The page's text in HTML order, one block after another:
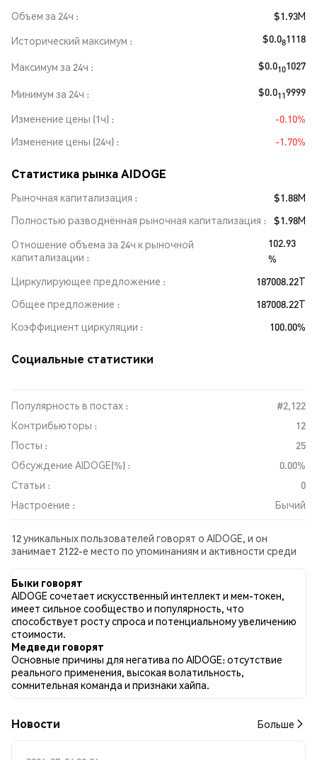
Объем за 24ч
$1.93M
Исторический максимум
$0.081118
Максимум за 24ч $0.0101027
Минимум за 24ч $0.0119999
Изменение цены (1ч)
-0.10%
Изменение цены (24ч)
-1.70%
Статистика рынка AIDOGE
Рыночная капитализация
$1.88M
Полностью разводнённая рыночная капитализация
$1.98M
Отношение объема за 24ч к рыночной
капитализации
102.93
%
Циркулирующее предложение
187008.22T
Общее предложение
187008.22T
Коэффициент циркуляции
100.00%
Социальные статистики
Популярность в постах :
#2,122
Контрибьюторы :
12
Посты :
25
Обсуждение AIDOGE(%) :
0.00%
Статьи :
0
Настроение :
Бычий
12 уникальных пользователей говорят о AIDOGE, и он
занимает 2122-е место по упоминаниям и активности среди
отношении AIDOGE во всех социальных сетях было Бычий.
Всего было опубликовано 0 новостных статей о AIDOGE. В
Twitter 20.83% твитов имели бычий настрой по сравнению с
0.00% твитов с медвежьим настроем по AIDOGE. 79.17%
твитов были нейтральными по отношению к AIDOGE. Эти
данные основаны на 24 твитах.
Быки говорят
AIDOGE сочетает искусственный интеллект и мем-токен,
имеет сильное сообщество и популярность, что
способствует росту спроса и потенциальному увеличению
стоимости.
Медведи говорят
Основные причины для негатива по AIDOGE: отсутствие
реального применения, высокая волатильность,
сомнительная команда и признаки хайпа.
Новости Больше